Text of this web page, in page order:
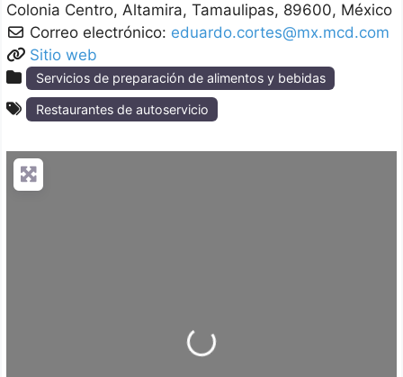
Colonia Centro Altamira Tamaulipas 89600 México
Correo electrónico: eduardo.cortes@mx.mcd.com
Sitio web
Servicios de preparación de alimentos y bebidas
Restaurantes de autoservicio